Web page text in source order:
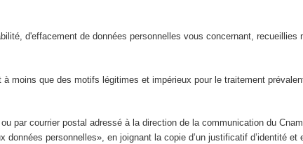
d'effacement de données personnelles vous concernant,
moins que des motifs légitimes et impérieux pour le traitement
ou par courrier postal adressé à la direction de la communication du
données personnelles», en joignant la copie d’un justificatif d’identité